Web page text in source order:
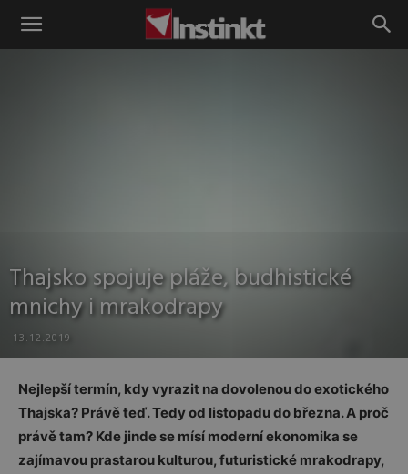
Instinkt
Thajsko spojuje pláže, budhistické
mnichy i mrakodrapy
13.12.2019
Nejlepší termín, kdy vyrazit na dovolenou do exotického
Thajska? Právě teď. Tedy od listopadu do března. A proč
právě tam? Kde jinde se mísí moderní ekonomika se
zajímavou prastarou kulturou, futuristické mrakodrapy,